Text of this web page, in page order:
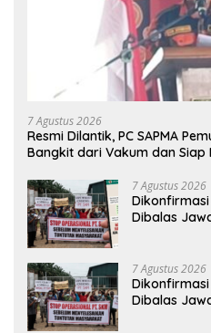
7 Agustus 2026
Resmi Dilantik, PC SAPMA
Bangkit dari Vakum dan Siap
7 Agustus 2026
Dikonfirmasi
Dibalas
7 Agustus 2026
Dikonfirmasi
Dibalas